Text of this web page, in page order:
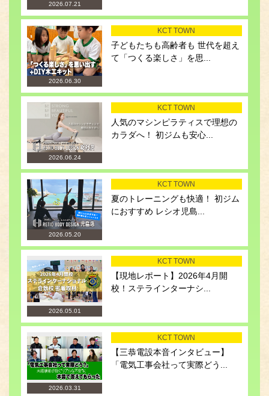
2026.07.21
2026.06.30
KCT TOWN
子どもたちも高齢者も 世代を超え
て「つくる楽しさ」を思...
2026.06.24
KCT TOWN
人気のマシンピラティスで理想の
カラダへ！ 初ジムも安心...
2026.05.20
KCT TOWN
夏のトレーニングも快適！ 初ジム
におすすめ レシオ児島...
2026.05.01
KCT TOWN
【現地レポート】2026年4月開
校！ステラインターナシ...
2026.03.31
KCT TOWN
【三恭電設本音インタビュー】
「電気工事会社って実際どう...